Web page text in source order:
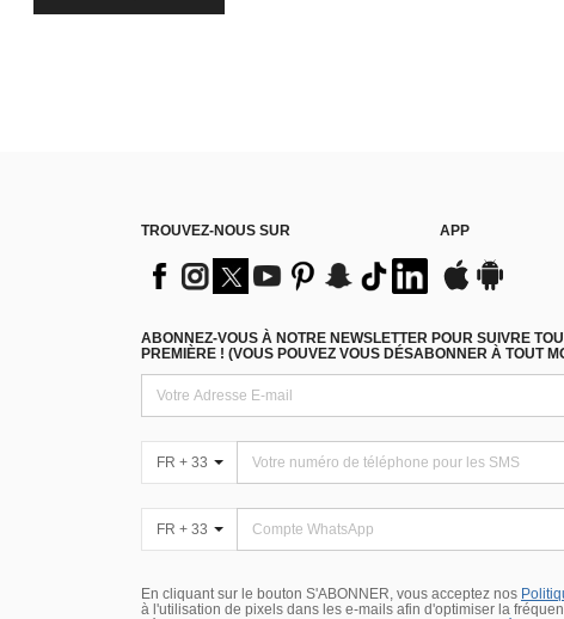
TROUVEZ-NOUS SUR APP
ABONNEZ-VOUS À NOTRE NEWSLETTER POUR SUIVRE
PREMIÈRE ! (VOUS POUVEZ VOUS DÉSABONNER À TOUT
FR + 33
FR + 33
En cliquant sur le bouton S'ABONNER, vous acceptez nos
à l'utilisation de pixels dans les e-mails afin d'optimiser la